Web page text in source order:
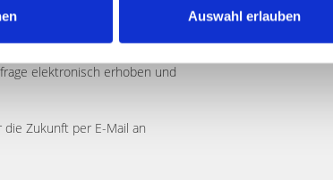
Auswahl erlauben
elektronisch erhoben und
Zukunft per E-Mail an